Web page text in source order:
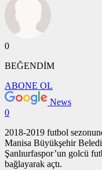
0
BEĞENDİM
ABONE OL
News
0
2018-2019 futbol
Manisa Büyükşehir
Şanlıurfaspor’un golcü
bağlayarak açtı.